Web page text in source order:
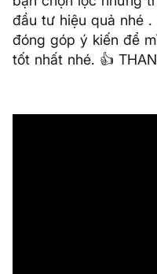
đầu tư hiệu quả nhé
đóng góp ý kiến để
tốt nhất nhé. 👍